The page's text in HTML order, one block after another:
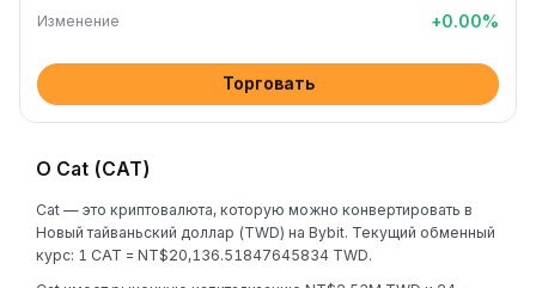
Изменение +0.00%
Торговать
О Cat (CAT)
Cat — это криптовалюта, которую можно конвертировать в
Новый тайваньский доллар (TWD) на Bybit. Текущий обменный
курс: 1 CAT = NT$20,136.51847645834 TWD.